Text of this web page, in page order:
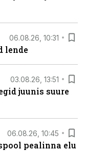
06.08.26, 10:31
lende
03.08.26, 13:51
juunis suure
06.08.26, 10:45
pealinna elu